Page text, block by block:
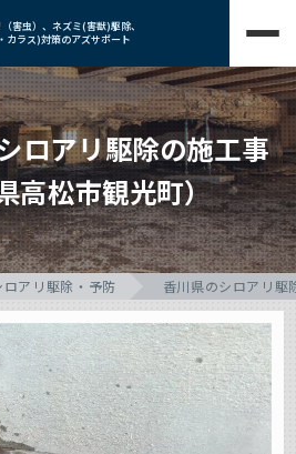
害虫）、ネズミ(害獣)駆除、
カラス)対策のアズサポート
ロアリ駆除の施工事
高松市観光町）
ロアリ駆除・予防 香川県のシロアリ駆